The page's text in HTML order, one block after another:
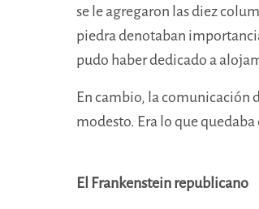
se le agregaron las diez
piedra denotaban
pudo haber dedicado a
En cambio, la comunicación
modesto. Era lo que
El Frankenstein republicano